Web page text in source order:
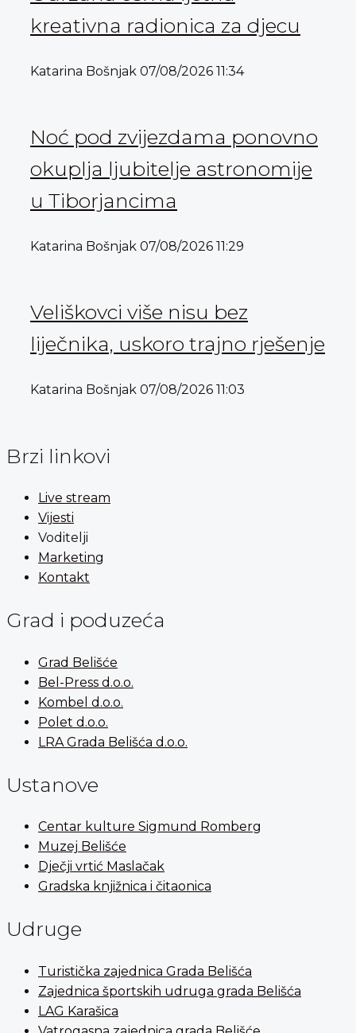
kreativna radionica za djecu
Katarina Bošnjak 07/08/2026 11:34
Noć pod zvijezdama ponovno
okuplja ljubitelje astronomije
u Tiborjancima
Katarina Bošnjak 07/08/2026 11:29
Veliškovci više nisu bez
liječnika, uskoro trajno rješenje
Katarina Bošnjak 07/08/2026 11:03
Brzi linkovi
Live stream
Vijesti
Voditelji
Marketing
Kontakt
Grad i poduzeća
Grad Belišće
Bel-Press d.o.o.
Kombel d.o.o.
Polet d.o.o.
LRA Grada Belišća d.o.o.
Ustanove
Centar kulture Sigmund Romberg
Muzej Belišće
Dječji vrtić Maslačak
Gradska knjižnica i čitaonica
Udruge
Turistička zajednica Grada Belišća
Zajednica športskih udruga grada Belišća
LAG Karašica